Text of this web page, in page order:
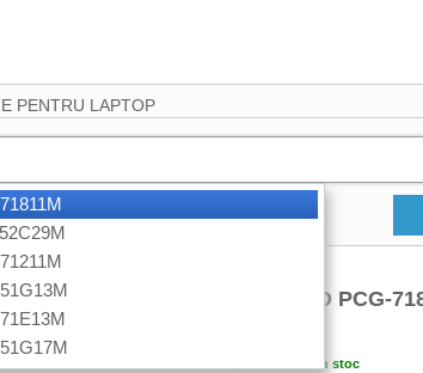
PENTRU LAPTOP
DISPLAY LAPTOP SONY VAIO PCG-
1366 X 768 WXGA HD LED
In stoc